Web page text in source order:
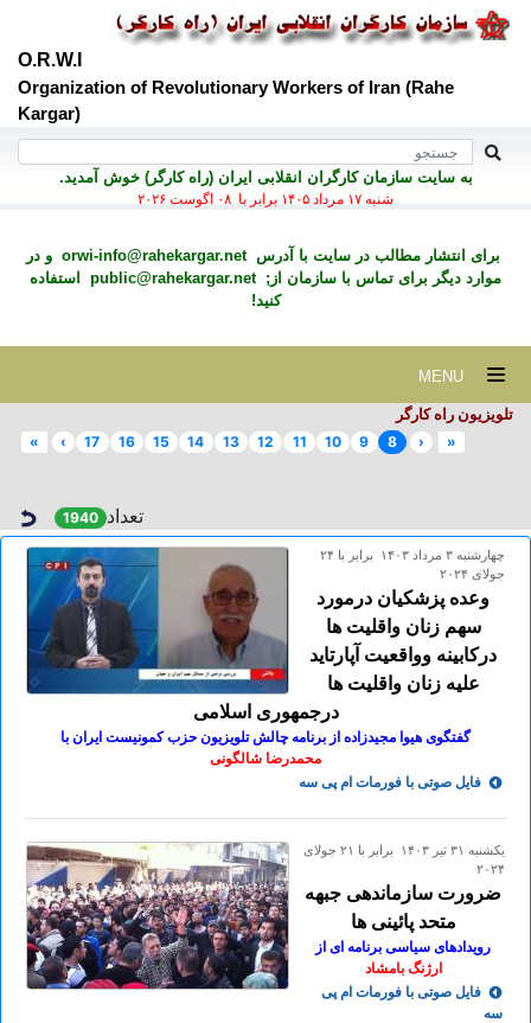
O.R.W.I
Organization of Revolutionary Workers of Iran (Rahe
Kargar)
به سايت سازمان کارگران انقلابی ايران (راه کارگر) خوش آمديد.
شنبه ۱۷ مرداد ۱۴۰۵ برابر با ۰۸ اگوست ۲۰۲۶
برای انتشار مطالب در سايت با آدرسorwi-info@rahekargar.net و در
موارد ديگر برای تماس با سازمان از;public@rahekargar.net
استفاده
کنید!
تلویزیون راه کارگر
«
‹
8
9
10
11
12
13
14
15
16
17
›
»
تعداد 1940
چهارشنبه ۳ مرداد ۱۴۰۳ برابر با ۲۴
جولای ۲۰۲۴
وعده پزشکیان درمورد
سهم زنان واقلیت ها
درکابینه وواقعیت آپارتاید
علیه زنان واقلیت ها
درجمهوری اسلامی
گفتگوی هیوا مجیدزاده از برنامه چالش تلویزیون حزب کمونیست ایران با
محمدرضا شالگونی
فایل صوتی با فورمات ام پی سه
يكشنبه ۳۱ تير ۱۴۰۳ برابر با ۲۱ جولای
۲۰۲۴
ضرورت سازماندهی جبهه
متحد پائینی ها
رویدادهای سیاسی برنامه ای از
ارژنگ بامشاد
فایل صوتی با فورمات ام پی
سه